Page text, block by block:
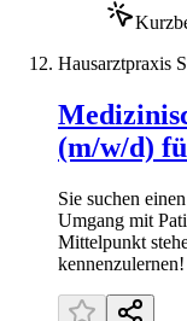
Hausarztpraxis
(m/w/d)
Sie suchen
Umgang mit
Mittelpunkt